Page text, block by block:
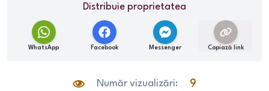
Distribuie proprietatea
WhatsApp Facebook Messenger Copiază link
Număr vizualizări: 9